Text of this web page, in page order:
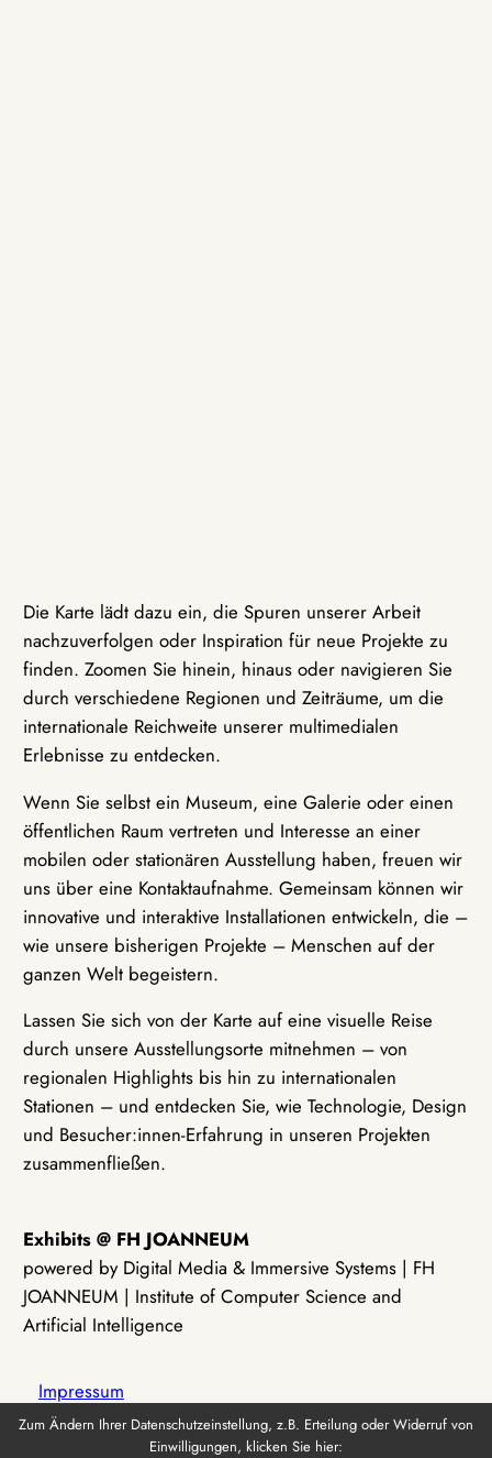
Die Karte lädt dazu ein, die Spuren unserer Arbeit
nachzuverfolgen oder Inspiration für neue Projekte zu
finden. Zoomen Sie hinein, hinaus oder navigieren Sie
durch verschiedene Regionen und Zeiträume, um die
internationale Reichweite unserer multimedialen
Erlebnisse zu entdecken.
Wenn Sie selbst ein Museum, eine Galerie oder einen
öffentlichen Raum vertreten und Interesse an einer
mobilen oder stationären Ausstellung haben, freuen wir
uns über eine Kontaktaufnahme. Gemeinsam können wir
innovative und interaktive Installationen entwickeln, die –
wie unsere bisherigen Projekte – Menschen auf der
ganzen Welt begeistern.
Lassen Sie sich von der Karte auf eine visuelle Reise
durch unsere Ausstellungsorte mitnehmen – von
regionalen Highlights bis hin zu internationalen
Stationen – und entdecken Sie, wie Technologie, Design
und Besucher:innen-Erfahrung in unseren Projekten
zusammenfließen.
Exhibits @ FH JOANNEUM
powered by Digital Media & Immersive Systems | FH
JOANNEUM | Institute of Computer Science and
Artificial Intelligence
Impressum
Zum Ändern Ihrer Datenschutzeinstellung, z.B. Erteilung oder Widerruf von
Einwilligungen, klicken Sie hier: